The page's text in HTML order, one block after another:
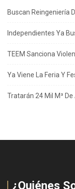
Buscan Reingeniería
Independientes Ya
TEEM Sanciona
Ya Viene La Feria Y
Tratarán 24 Mil M³ De
¿Quiénes